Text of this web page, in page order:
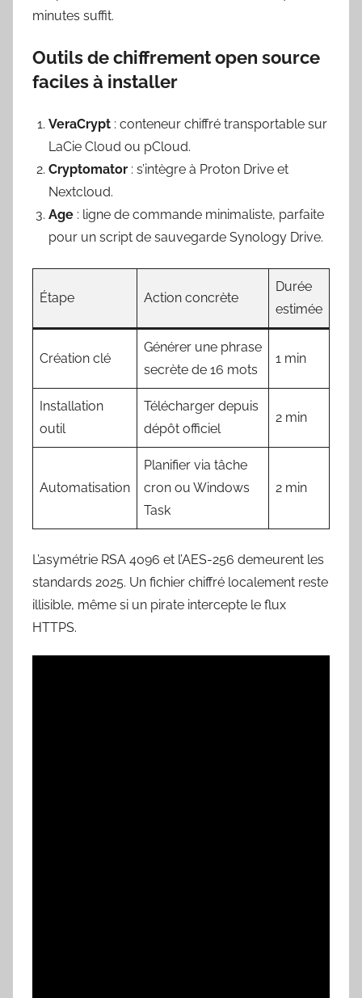
minutes suffit.
Outils de chiffrement open source
faciles à installer
VeraCrypt : conteneur chiffré transportable sur
LaCie Cloud ou pCloud.
Cryptomator : s’intègre à Proton Drive et
Nextcloud.
Age : ligne de commande minimaliste, parfaite
pour un script de sauvegarde Synology Drive.
Étape Action concrète
Durée
estimée
Création clé
Générer une phrase
secrète de 16 mots
1 min
Installation
outil
Télécharger depuis
dépôt officiel
2 min
Automatisation
Planifier via tâche
cron ou Windows
Task
2 min
L’asymétrie RSA 4096 et l’AES-256 demeurent les
standards 2025. Un fichier chiffré localement reste
illisible, même si un pirate intercepte le flux
HTTPS.